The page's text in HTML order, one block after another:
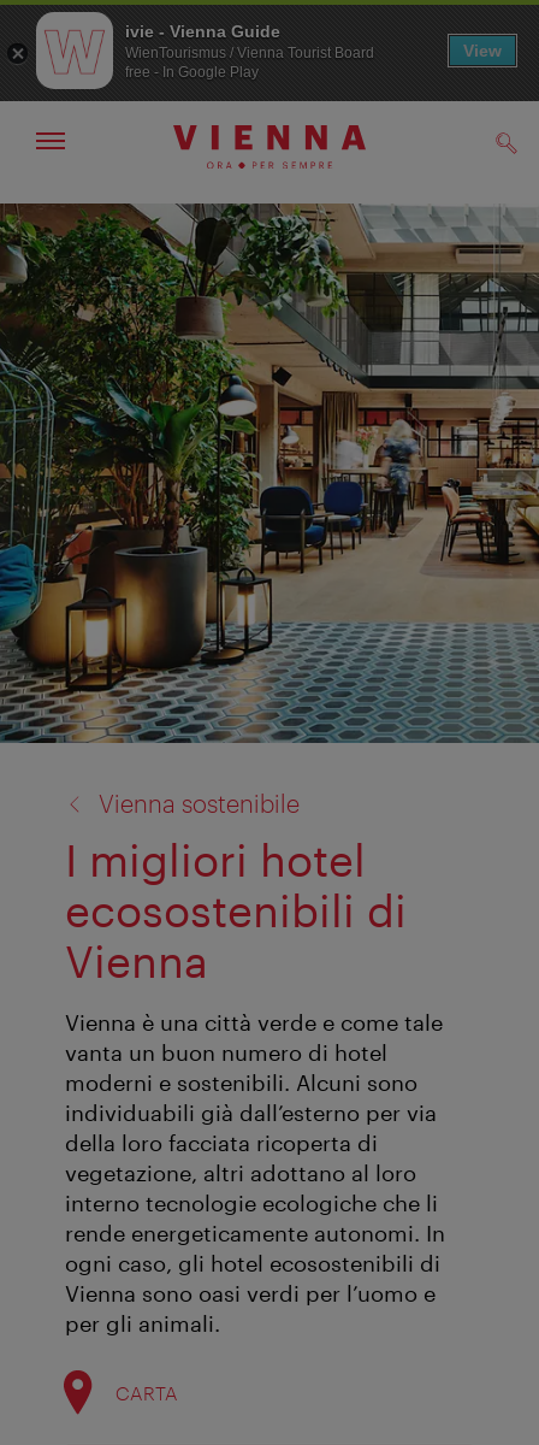
Alla
navigazione
Al
contenuto
Mostra/nascondi
Vienna sostenibile
I migliori hotel
ecosostenibili di
Vienna
Vienna è una città verde e come tale
vanta un buon numero di hotel
moderni e sostenibili. Alcuni sono
individuabili già dall’esterno per via
della loro facciata ricoperta di
vegetazione, altri adottano al loro
interno tecnologie ecologiche che li
rende energeticamente autonomi. In
ogni caso, gli hotel ecosostenibili di
Vienna sono oasi verdi per l’uomo e
per gli animali.
CARTA
ivie - Vienna Guide
WienTourismus / Vienna Tourist Board
free - In Google Play
View